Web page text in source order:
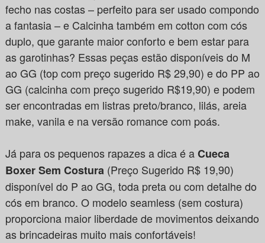
fecho nas costas – perfeito para ser usado compondo
a fantasia – e Calcinha também em cotton com cós
duplo, que garante maior conforto e bem estar para
as garotinhas? Essas peças estão disponíveis do M
ao GG (top com preço sugerido R$ 29,90) e do PP ao
GG (calcinha com preço sugerido R$19,90) e podem
ser encontradas em listras preto/branco, lilás, areia
make, vanila e na versão romance com poás.
Já para os pequenos rapazes a dica é aCueca
Boxer Sem Costura(Preço Sugerido R$ 19,90)
disponível do P ao GG, toda preta ou com detalhe do
cós em branco. O modelo seamless (sem costura)
proporciona maior liberdade de movimentos deixando
as brincadeiras muito mais confortáveis!